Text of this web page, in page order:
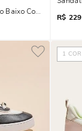
Baixo Couro Tachas
R$
1 COR